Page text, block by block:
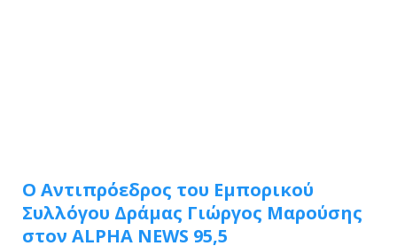
Ο Αντιπρόεδρος του Εμπορικού
Συλλόγου Δράμας Γιώργος Μαρούσης
στον ALPHA NEWS 95,5